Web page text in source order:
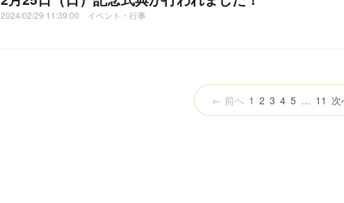
2024/02/29 11:39:00 イベント・行事
← 前へ 1 （こ
の
2 3 4 5 … 11